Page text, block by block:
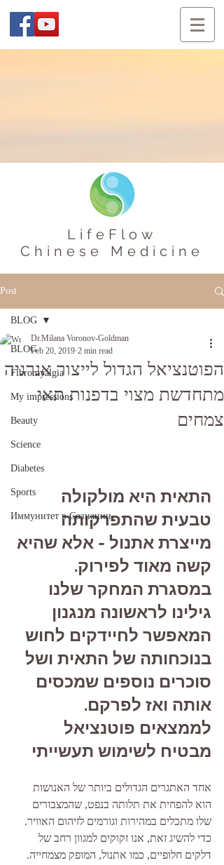
LifeFlow
Chinese Medicine
Post
BLOG
Fibromyalgia
My impressions
Beauty
Science
Diabetes
Sports
Иммунитет в Сознании
BLOG
הפוטנציאל הגדול לייצור אנרגיה
מתחדשת מצוי בדפנות תאי
צמחים
Dr.Milana Voronov-Goldman
Feb 20, 2019 2 min read
התאית היא מולקולה
טבעית שהתפרקותה
מייצרת אתנול - אלא שהיא
קשה מאוד לפירוק.
במסגרת המחקר שלנו
גילינו לראשונה מנגנון
המאפשר לחיידקים לחוש
בנוכחותה של התאית ושל
סוכרים נוספים שמכסים
אותה ואז לפרקם.
לממצאים פוטנציאל
מבטיח לשימוש תעשייתי
אחד האתגרים הגדולים ביותר של האנושות
הוא להפחית את תלותה בנפט, שהמצבורים
שלו מתכלים במהירות וגורמים לזיהום האוויר.
כדי להשיג זאת, אנו זקוקים למגוון רחב של
דלקים חלופיים, כמו אתנול, המופק מצמחייה.